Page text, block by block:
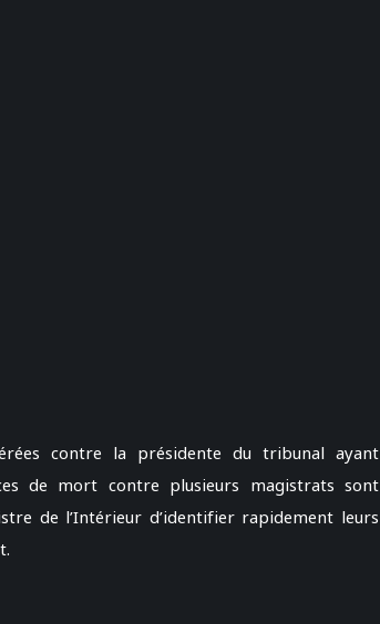
contre la présidente du tribunal ayant
de mort contre plusieurs magistrats sont
de l’Intérieur d’identifier rapidement leurs